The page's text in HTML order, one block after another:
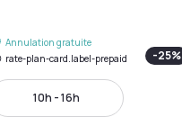
Annulation gratuite
rate-plan-card.label-prepaid
-25%
10h - 16h